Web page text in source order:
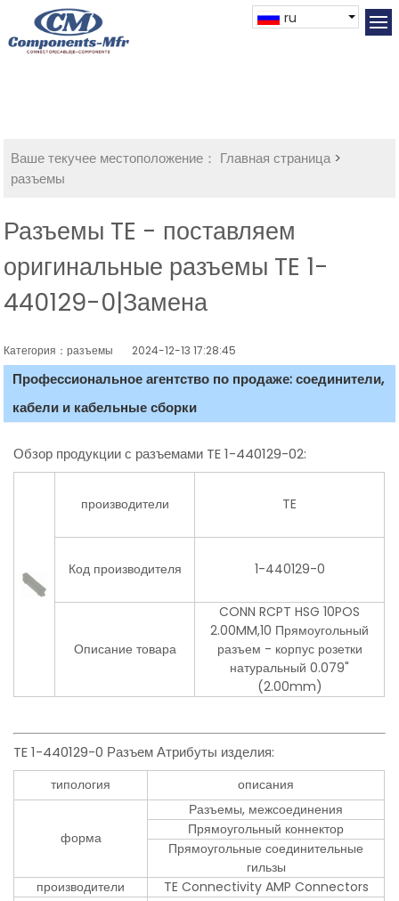
ru
Ваше текучее местоположение： Главная страница>
разъемы
Разъемы TE - поставляем
оригинальные разъемы TE 1-
440129-0|Замена
Категория：разъемы 2024-12-13 17:28:45
Профессиональное агентство по продаже: соединители,
кабели и кабельные сборки
Обзор продукции с разъемами TE 1-440129-02:
производители TE
Код производителя 1-440129-0
Описание товара
CONN RCPT HSG 10POS
2.00MM,10 Прямоугольный
разъем - корпус розетки
натуральный 0.079"
(2.00mm)
TE 1-440129-0 Разъем Атрибуты изделия:
типология описания
форма
Разъемы, межсоединения
Прямоугольный коннектор
Прямоугольные соединительные
гильзы
производители
TE Connectivity AMP Connectors